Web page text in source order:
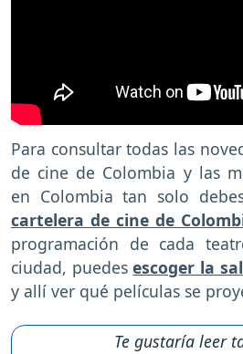
Para consultar todas las
de cine de Colombia y las
en Colombia tan solo
cartelera de cine de
programación de cada
ciudad, puedesescoger la
y allí ver qué películas se
Te gustaría leer